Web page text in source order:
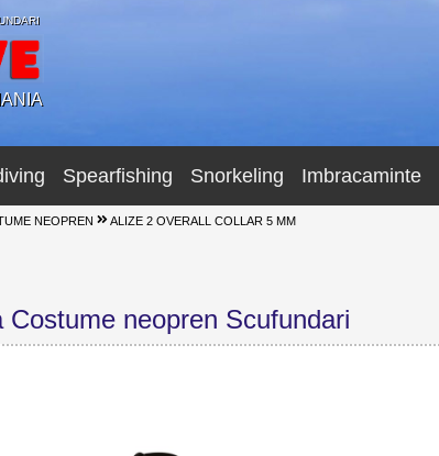
Spearfishing Snorkeling Imbracaminte
NEOPREN ALIZE 2 OVERALL COLLAR 5 MM
Costume neopren Scufundari